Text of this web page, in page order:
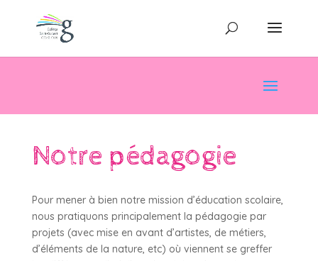
Notre pédagogie
Pour mener à bien notre mission d’éducation scolaire,
nous pratiquons principalement la pédagogie par
projets (avec mise en avant d’artistes, de métiers,
d’éléments de la nature, etc) où viennent se greffer